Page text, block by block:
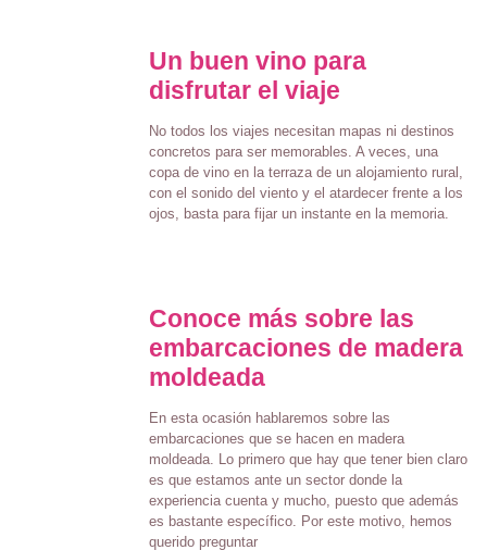
Un buen vino para
disfrutar el viaje
No todos los viajes necesitan mapas ni destinos
concretos para ser memorables. A veces, una
copa de vino en la terraza de un alojamiento rural,
con el sonido del viento y el atardecer frente a los
ojos, basta para fijar un instante en la memoria.
Conoce más sobre las
embarcaciones de madera
moldeada
En esta ocasión hablaremos sobre las
embarcaciones que se hacen en madera
moldeada. Lo primero que hay que tener bien claro
es que estamos ante un sector donde la
experiencia cuenta y mucho, puesto que además
es bastante específico. Por este motivo, hemos
querido preguntar